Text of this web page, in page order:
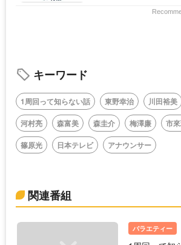
キーワード
1周回って知らない話 東野幸治 川田裕美
河村亮
森富美 森圭介 梅澤廉 市
篠原光
日本テレビ アナウンサー
関連番組
バラエティー